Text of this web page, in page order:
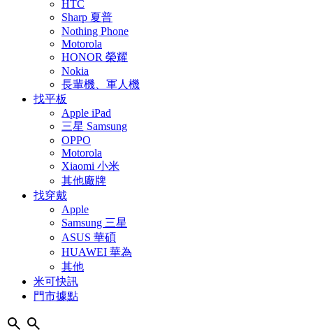
HTC
Sharp 夏普
Nothing Phone
Motorola
HONOR 榮耀
Nokia
長輩機、軍人機
找平板
Apple iPad
三星 Samsung
OPPO
Motorola
Xiaomi 小米
其他廠牌
找穿戴
Apple
Samsung 三星
ASUS 華碩
HUAWEI 華為
其他
米可快訊
門市據點